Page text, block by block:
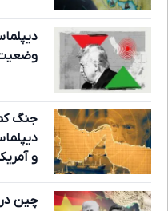
جنگ
و
چین در